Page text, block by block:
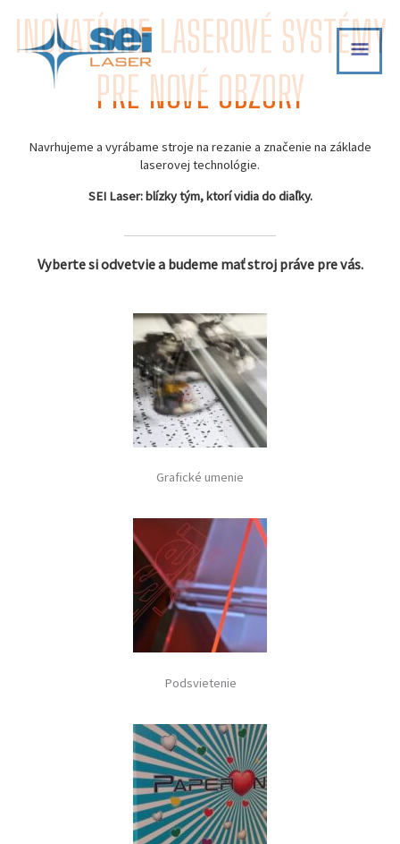
content
INOVATÍVNE LASEROVÉ SYSTÉMY
PRE NOVÉ OBZORY
Navrhujeme a vyrábame stroje na rezanie a značenie na základe
laserovej technológie.
SEI Laser: blízky tým, ktorí vidia do diaľky.
Vyberte si odvetvie a budeme mať stroj práve pre vás.
Grafické umenie
Podsvietenie